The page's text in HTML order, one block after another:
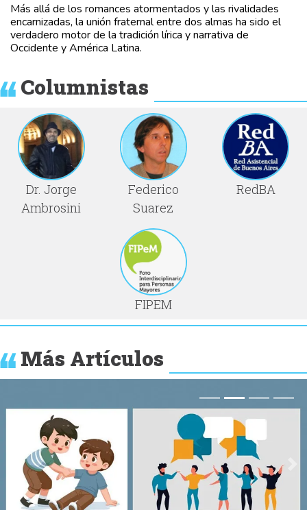
Más allá de los romances atormentados y las rivalidades
encarnizadas, la unión fraternal entre dos almas ha sido el
verdadero motor de la tradición lírica y narrativa de
Occidente y América Latina.
Columnistas
Dr. Jorge
Ambrosini
Federico
Suarez
RedBA
FIPEM
Más Artículos
Anterior